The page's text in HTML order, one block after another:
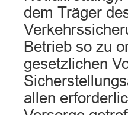
dem Träger
Betrieb so zu
gesetzlichen
allen